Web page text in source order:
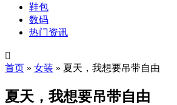
鞋包
数码
热门资讯

首页 » 女装 » 夏天，我想要吊带自由
夏天，我想要吊带自由